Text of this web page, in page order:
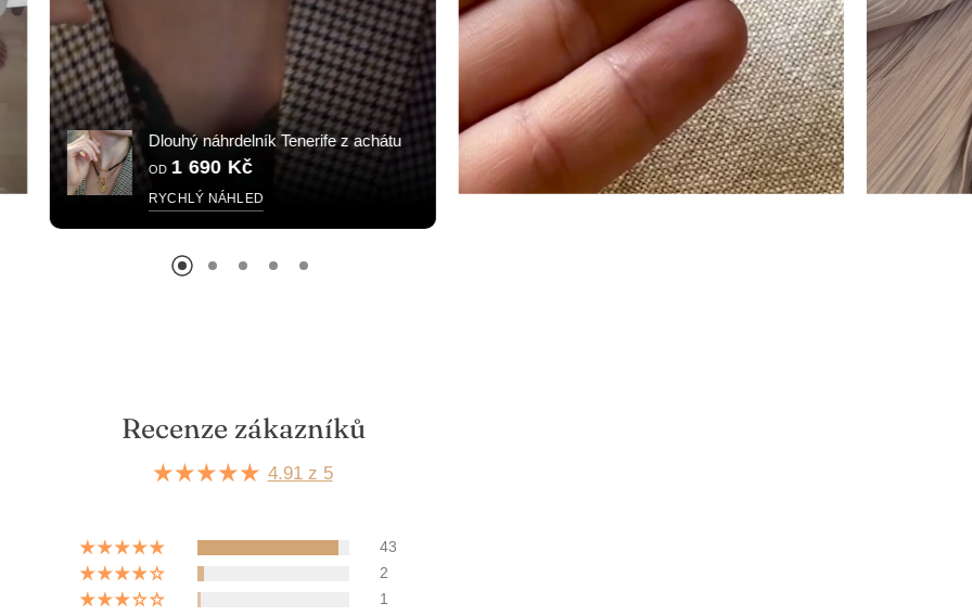
Dlouhý náhrdelník Tenerife z achátu
OD 1 690 Kč
RYCHLÝ NÁHLED
Náušnice kruhy Rash
790 Kč
Recenze zákazníků
4.91 z 5
43
2
1